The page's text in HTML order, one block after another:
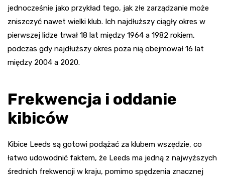
jednocześnie jako przykład tego, jak złe zarządzanie może
zniszczyć nawet wielki klub. Ich najdłuższy ciągły okres w
pierwszej lidze trwał 18 lat między 1964 a 1982 rokiem,
podczas gdy najdłuższy okres poza nią obejmował 16 lat
między 2004 a 2020.
Frekwencja i oddanie
kibiców
Kibice Leeds są gotowi podążać za klubem wszędzie, co
łatwo udowodnić faktem, że Leeds ma jedną z najwyższych
średnich frekwencji w kraju, pomimo spędzenia znacznej